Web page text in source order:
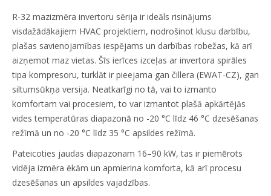
R-32 mazizmēra invertoru sērija ir ideāls risinājums
visdažādākajiem HVAC projektiem, nodrošinot klusu darbību,
plašas savienojamības iespējams un darbības robežas, kā arī
aizņemot maz vietas. Šīs ierīces izceļas ar invertora spirāles
tipa kompresoru, turklāt ir pieejama gan čillera (EWAT-CZ), gan
siltumsūkņa versija. Neatkarīgi no tā, vai to izmanto
komfortam vai procesiem, to var izmantot plašā apkārtējās
vides temperatūras diapazonā no -20 °C līdz 46 °C dzesēšanas
režīmā un no -20 °C līdz 35 °C apsildes režīmā.
Pateicoties jaudas diapazonam 16–90 kW, tas ir piemērots
vidēja izmēra ēkām un apmierina komforta, kā arī procesu
dzesēšanas un apsildes vajadzības.